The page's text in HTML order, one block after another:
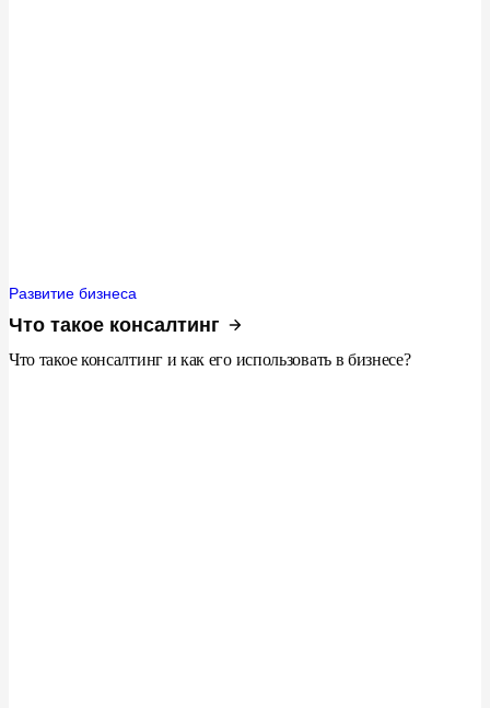
Развитие бизнеса
Что такое консалтинг
Что такое консалтинг и как его использовать в бизнесе?